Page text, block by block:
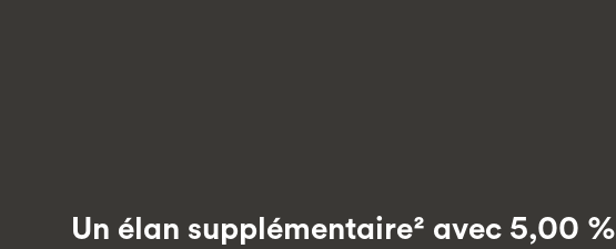
Un élan supplémentaire² avec 5,00 %